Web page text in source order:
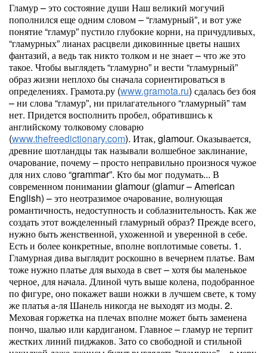
Гламур – это состояние души Наш великий могучий
пополнился еще одним словом – “гламурный”, и вот уже
понятие “гламур” пустило глубокие корни, на причудливых,
“гламурных” лианах расцвели диковинные цветы наших
фантазий, а ведь так никто толком и не знает – что же это
такое. Чтобы выглядеть “гламурно” и вести “гламурный”
образ жизни неплохо бы сначала сориентироваться в
определениях. Грамота.ру (www.gramota.ru) сдалась без боя
– ни слова “гламур”, ни прилагательного “гламурный” там
нет. Придется восполнить пробел, обратившись к
английскому толковому словарю
(www.thefreedictionary.com). Итак, glamour. Оказывается,
древние шотландцы так называли волшебное заклинание,
очарование, почему – просто неправильно произнося чужое
для них слово “grammar”. Кто бы мог подумать... В
современном понимании glamour (glamur – American
English) – это неотразимое очарование, волнующая
романтичность, недоступность и соблазнительность. Как же
создать этот вожделенный гламурный образ? Прежде всего,
нужно быть женственной, ухоженной и уверенной в себе.
Есть и более конкретные, вполне воплотимые советы. 1.
Гламурная дива выглядит роскошно в вечернем платье. Вам
тоже нужно платье для выхода в свет – хотя бы маленькое
черное, для начала. Длиной чуть выше колена, подобранное
по фигуре, оно покажет ваши ножки в лучшем свете, к тому
же платья а-ля Шанель никогда не выходят из моды. 2.
Меховая горжетка на плечах вполне может быть заменена
пончо, шалью или кардиганом. Главное – гламур не терпит
жестких линий пиджаков. Зато со свободной и стильной